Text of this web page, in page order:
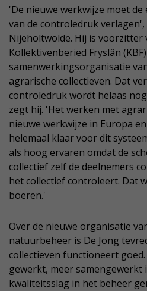
'De nieuwe werkwijze moet
van de controledruk
Nijeholtwolde. Hij is voorzitter
Kollektivenberied Fryslân
samenwerkingsorganisatie
agrarische collectieven. Dat
controledruk wordt helaas
zegt hij. 'Het werken met
nieuwe werkwijze in Europa
helemaal klaar voor dit
als hoog ervaren omdat de
collectief zelf de deelnemers
het collectief controleert. Dat
boeren.'
Over de nieuwe organisatie
natuurbeheer is De Jong
collectieven functioneert
gewerkt, meer samengewerkt
kwaliteitsslag in het beheer